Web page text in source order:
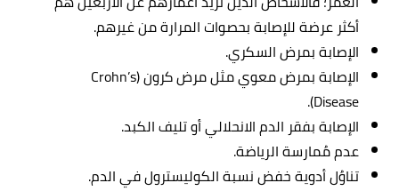
أكثر عرضة للإصابة بحصوات المرارة من غيرهم.
الإصابة بمرض السكري.
الإصابة بمرض معوي مثل مرض كرون (Crohn’s
Disease).
الإصابة بفقر الدم الانحلالي أو تليف الكبد.
عدم مُمارسة الرياضة.
تناوُل أدوية خفض نسبة الكوليسترول في الدم.